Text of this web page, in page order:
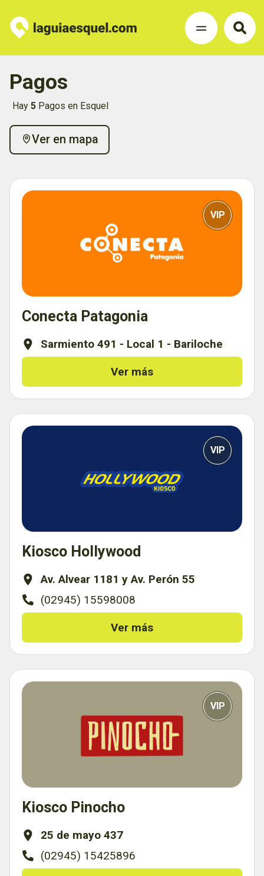
Pagos
Hay 5 Pagos en Esquel
Ver en mapa
VIP
Conecta Patagonia
Sarmiento 491 - Local 1 - Bariloche
Ver más
VIP
Kiosco Hollywood
Av. Alvear 1181 y Av. Perón 55
(02945) 15598008
Ver más
VIP
Kiosco Pinocho
25 de mayo 437
(02945) 15425896